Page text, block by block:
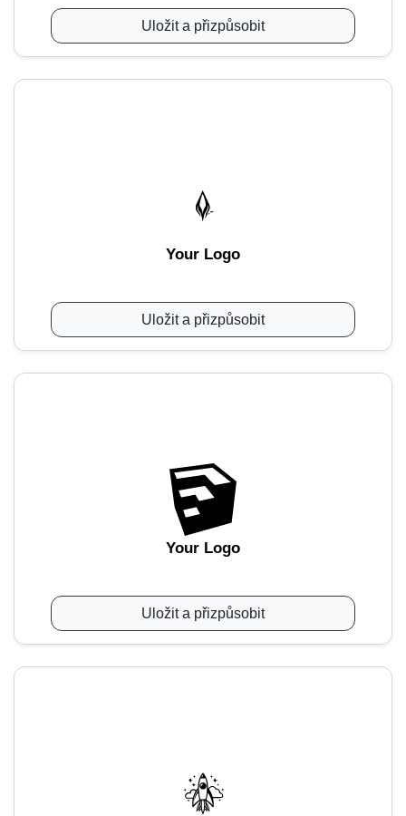
Uložit a přizpůsobit
Your Logo
Uložit a přizpůsobit
Your Logo
Uložit a přizpůsobit